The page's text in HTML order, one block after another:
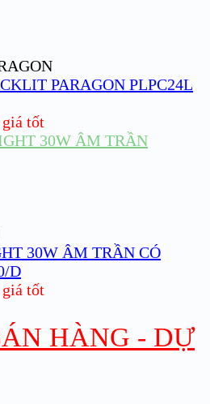
PARAGON PLPC24L
tốt
30W ÂM TRẦN CÓ
D
tốt
HÀNG - DỰ